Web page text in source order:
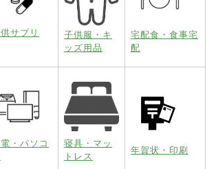
サプリ
子供服・キ
ッズ用品
宅配食・食事宅
配
・パソコ
寝具・マッ
トレス
年賀状・印刷